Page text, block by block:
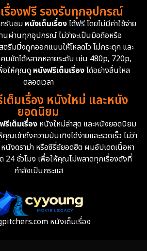
รื่องฟรี รองรับทุกอุปกรณ์
รับชม หนังเต็มเรื่องได้ฟรี โดยไม่มีค่าใช้จ่าย
นผ่านทุกอุปกรณ์ ไม่ว่าจะเป็นมือถือหรือ
รีมมิ่งถูกออกแบบให้โหลดไว ไม่กระตุก และ
มชัดได้หลากหลายระดับ เช่น 480p, 720p,
อให้คุณดูหนังฟรีเต็มเรื่องได้อย่างลื่นไหล
ตลอดเวลา
ต็มเรื่อง หนังใหม่ และหนัง
ยอดนิยม
รีเต็มเรื่อง หนังใหม่ล่าสุด และหนังยอดนิยม
คุณเข้าถึงความบันเทิงได้ง่ายและรวดเร็ว ไม่ว่า
นังดราม่า หรือซีรี่ย์ยอดฮิต ผมอัปเดตเนื้อหา
24 ชั่วโมง เพื่อให้คุณไม่พลาดทุกเรื่องดังที่
กำลังเป็นกระแส
หนังเต็มเรื่อง